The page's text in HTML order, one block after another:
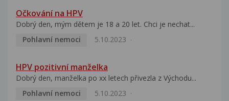
Očkování na HPV
Dobrý den, mým dětem je 18 a 20 let. Chci je nechat...
Pohlavní nemoci
5.10.2023
HPV pozitivní manželka
Dobrý den, manželka po xx letech přivezla z Východu...
Pohlavní nemoci
5.10.2023